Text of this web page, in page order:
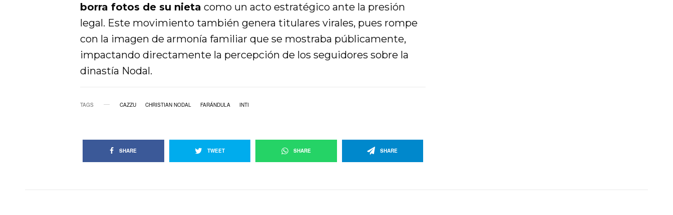
borra fotos de su nieta como un acto estratégico ante la presión
legal. Este movimiento también genera titulares virales, pues rompe
con la imagen de armonía familiar que se mostraba públicamente,
impactando directamente la percepción de los seguidores sobre la
dinastía Nodal.
TAGS CAZZU CHRISTIAN NODAL FARÁNDULA INTI
SHARE TWEET SHARE SHARE